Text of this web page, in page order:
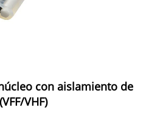
con aislamiento de
VHF)